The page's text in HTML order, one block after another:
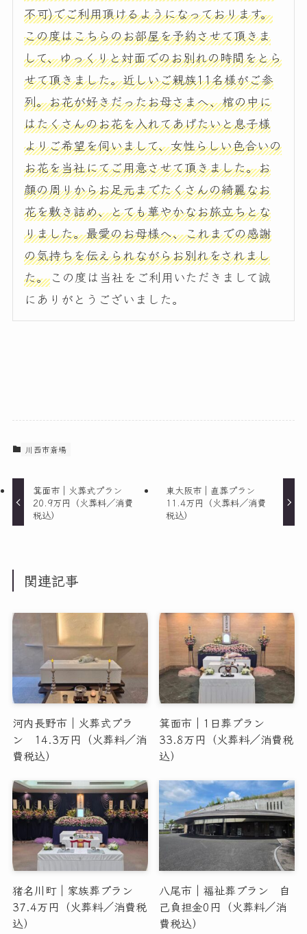
不可)でご利用頂けるようになっております。
この度はこちらのお部屋を予約させて頂きま
して、ゆっくりと対面でのお別れの時間をとら
せて頂きました。近しいご親族11名様がご参
列。お花が好きだったお母さまへ、棺の中に
はたくさんのお花を入れてあげたいと息子様
よりご希望を伺いまして、女性らしい色合いの
お花を当社にてご用意させて頂きました。お
顔の周りからお足元までたくさんの綺麗なお
花を敷き詰め、とても華やかなお旅立ちとな
りました。最愛のお母様へ、これまでの感謝
の気持ちを伝えられながらお別れをされまし
た。 この度は当社をご利用いただきまして誠
にありがとうございました。
川西市斎場
箕面市｜火葬式プラン
20.9万円（火葬料／消費
税込）
東大阪市｜直葬プラン
11.4万円（火葬料／消費
税込）
関連記事
河内長野市｜火葬式プラ
ン 14.3万円（火葬料／消
費税込）
箕面市｜1日葬プラン
33.8万円（火葬料／消費税
込）
猪名川町｜家族葬プラン
37.4万円（火葬料／消費税
込）
八尾市｜福祉葬プラン 自
己負担金0円（火葬料／消
費税込）